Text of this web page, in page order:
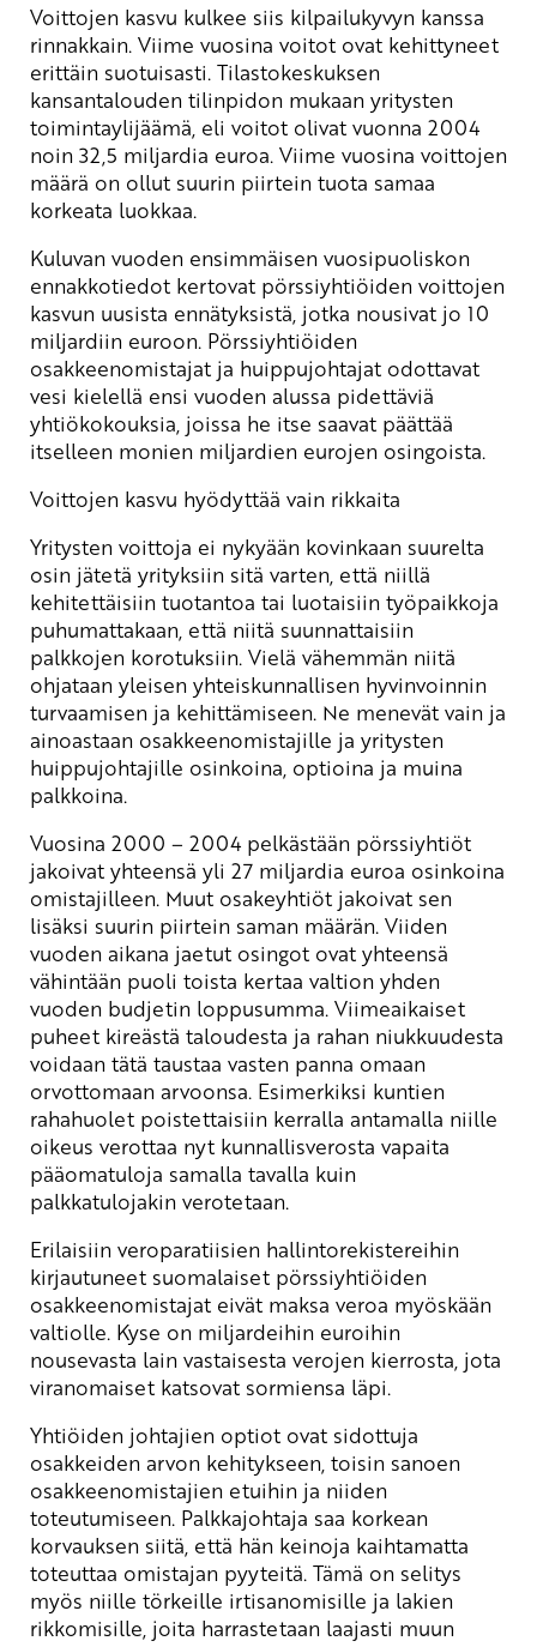
Voittojen kasvu kulkee siis kilpailukyvyn kanssa
rinnakkain. Viime vuosina voitot ovat kehittyneet
erittäin suotuisasti. Tilastokeskuksen
kansantalouden tilinpidon mukaan yritysten
toimintaylijäämä, eli voitot olivat vuonna 2004
noin 32,5 miljardia euroa. Viime vuosina voittojen
määrä on ollut suurin piirtein tuota samaa
korkeata luokkaa.
Kuluvan vuoden ensimmäisen vuosipuoliskon
ennakkotiedot kertovat pörssiyhtiöiden voittojen
kasvun uusista ennätyksistä, jotka nousivat jo 10
miljardiin euroon. Pörssiyhtiöiden
osakkeenomistajat ja huippujohtajat odottavat
vesi kielellä ensi vuoden alussa pidettäviä
yhtiökokouksia, joissa he itse saavat päättää
itselleen monien miljardien eurojen osingoista.
Voittojen kasvu hyödyttää vain rikkaita
Yritysten voittoja ei nykyään kovinkaan suurelta
osin jätetä yrityksiin sitä varten, että niillä
kehitettäisiin tuotantoa tai luotaisiin työpaikkoja
puhumattakaan, että niitä suunnattaisiin
palkkojen korotuksiin. Vielä vähemmän niitä
ohjataan yleisen yhteiskunnallisen hyvinvoinnin
turvaamisen ja kehittämiseen. Ne menevät vain ja
ainoastaan osakkeenomistajille ja yritysten
huippujohtajille osinkoina, optioina ja muina
palkkoina.
Vuosina 2000 – 2004 pelkästään pörssiyhtiöt
jakoivat yhteensä yli 27 miljardia euroa osinkoina
omistajilleen. Muut osakeyhtiöt jakoivat sen
lisäksi suurin piirtein saman määrän. Viiden
vuoden aikana jaetut osingot ovat yhteensä
vähintään puoli toista kertaa valtion yhden
vuoden budjetin loppusumma. Viimeaikaiset
puheet kireästä taloudesta ja rahan niukkuudesta
voidaan tätä taustaa vasten panna omaan
orvottomaan arvoonsa. Esimerkiksi kuntien
rahahuolet poistettaisiin kerralla antamalla niille
oikeus verottaa nyt kunnallisverosta vapaita
pääomatuloja samalla tavalla kuin
palkkatulojakin verotetaan.
Erilaisiin veroparatiisien hallintorekistereihin
kirjautuneet suomalaiset pörssiyhtiöiden
osakkeenomistajat eivät maksa veroa myöskään
valtiolle. Kyse on miljardeihin euroihin
nousevasta lain vastaisesta verojen kierrosta, jota
viranomaiset katsovat sormiensa läpi.
Yhtiöiden johtajien optiot ovat sidottuja
osakkeiden arvon kehitykseen, toisin sanoen
osakkeenomistajien etuihin ja niiden
toteutumiseen. Palkkajohtaja saa korkean
korvauksen siitä, että hän keinoja kaihtamatta
toteuttaa omistajan pyyteitä. Tämä on selitys
myös niille törkeille irtisanomisille ja lakien
rikkomisille, joita harrastetaan laajasti muun